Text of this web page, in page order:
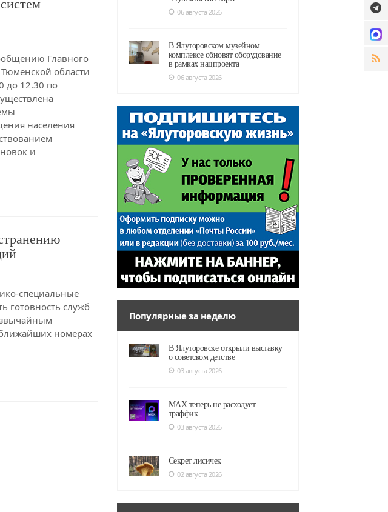
Главного
области
до 12.30 по
населения
и
специальные
готовность служб
номерах
06 августа 2026
В Ялуторовском музейном
комплексе обновят оборудование
в рамках нацпроекта
06 августа 2026
Популярные за неделю
В Ялуторовске открыли выставку
о советском детстве
03 августа 2026
MAX теперь не расходует
траффик
03 августа 2026
Секрет лисичек
02 августа 2026